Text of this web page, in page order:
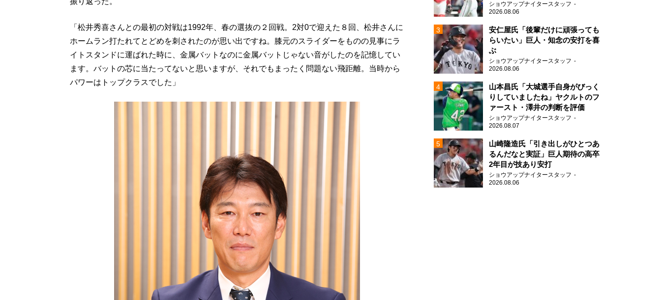
「松井秀喜さんとの最初の対戦は1992年、春の選抜の２回戦。2対0で迎えた８回、松井さんに
ホームラン打たれてとどめを刺されたのが思い出ですね。膝元のスライダーをものの見事にラ
イトスタンドに運ばれた時に、金属バットなのに金属バットじゃない音がしたのを記憶してい
ます。バットの芯に当たってないと思いますが、それでもまったく問題ない飛距離。当時から
パワーはトップクラスでした」
ショウアップナイタースタッフ
2026.08.06
安仁屋氏「後輩だけに頑張っても
らいたい」巨人・知念の安打を喜
ぶ
ショウアップナイタースタッフ
2026.08.06
山本昌氏「大城選手自身がびっく
りしていましたね」ヤクルトのフ
ァースト・澤井の判断を評価
ショウアップナイタースタッフ
2026.08.07
山崎隆造氏「引き出しがひとつあ
るんだなと実証」巨人期待の高卒
2年目が技あり安打
ショウアップナイタースタッフ
2026.08.06